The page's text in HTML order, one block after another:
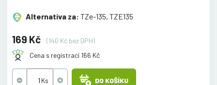
Alternativa za: TZe-135, TZE135
169 Kč
(140 Kč bez DPH)
Cena s registrací 166 Kč
DO KOŠÍKU